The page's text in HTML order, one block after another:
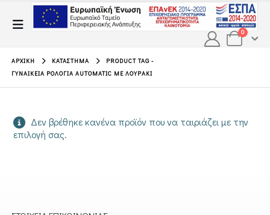
0
ΑΡΧΙΚΉ ΚΑΤΆΣΤΗΜΑ
PRODUCT TAG -
ΓΥΝΑΙΚΕΊΑ ΡΟΛΌΓΙΑ AUTOMATIC ΜΕ ΛΟΥΡΆΚΙ
Δεν βρέθηκε κανένα προϊόν που να ταιριάζει με την
επιλογή σας.